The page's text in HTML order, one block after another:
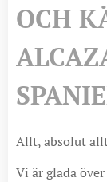
OCH
Allt, absolut
Vi är glada